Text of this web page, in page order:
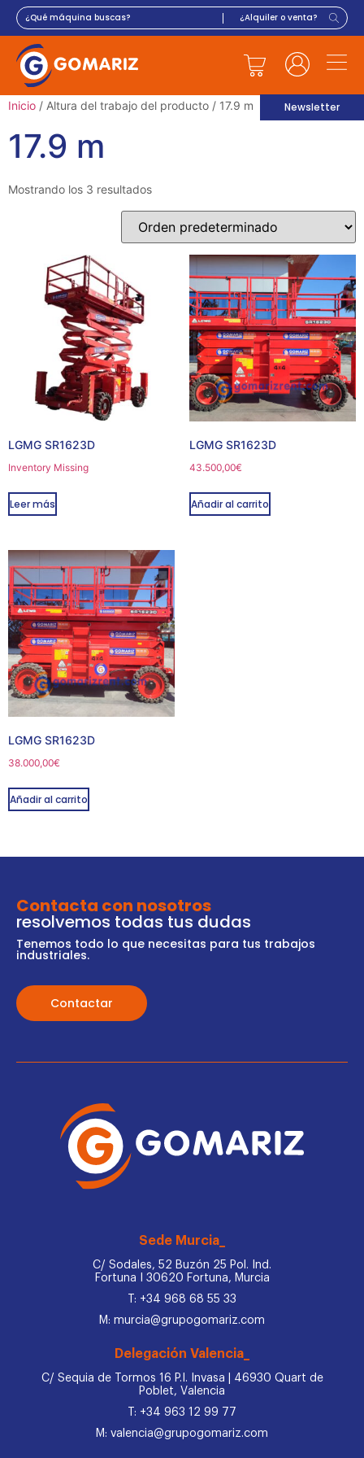
Newsletter
Inicio / Altura del trabajo del producto / 17.9 m
17.9 m
Mostrando los 3 resultados
LGMG SR1623D
Inventory Missing
Leer más
LGMG SR1623D
43.500,00€
Añadir al carrito
LGMG SR1623D
38.000,00€
Añadir al carrito
Contacta con nosotros
resolvemos todas tus dudas
Tenemos todo lo que necesitas para tus trabajos
industriales.
Contactar
Sede Murcia_
C/ Sodales, 52 Buzón 25 Pol. Ind.
Fortuna I 30620 Fortuna, Murcia
T: +34 968 68 55 33
M: murcia@grupogomariz.com
Delegación Valencia_
C/ Sequia de Tormos 16 P.I. Invasa | 46930 Quart de
Poblet, Valencia
T: +34 963 12 99 77
M: valencia@grupogomariz.com